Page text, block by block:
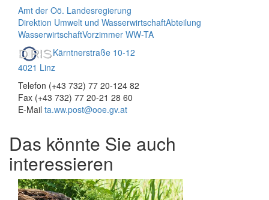
Amt der Oö. Landesregierung
Direktion Umwelt und WasserwirtschaftAbteilung
WasserwirtschaftVorzimmer WW-TA
Kärntnerstraße 10-12
4021 Linz
Telefon (+43 732) 77 20-124 82
Fax (+43 732) 77 20-21 28 60
E-Mail ta.ww.post@ooe.gv.at
Das könnte Sie auch
interessieren